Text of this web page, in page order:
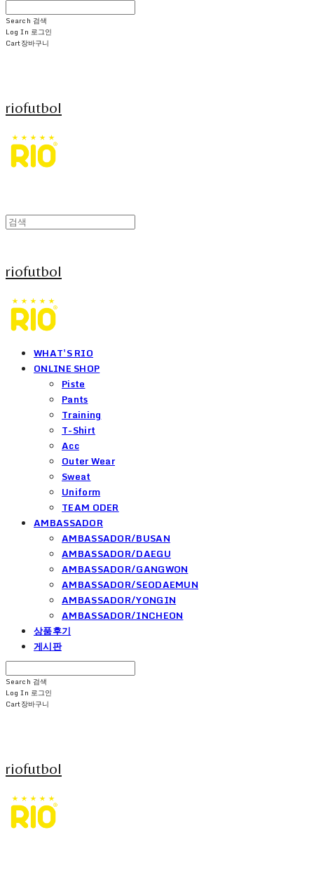
Search 검색
Log In 로그인
Cart장바구니
riofutbol
riofutbol
WHAT'S RIO
ONLINE SHOP
Piste
Pants
Training
T-Shirt
Acc
Outer Wear
Sweat
Uniform
TEAM ODER
AMBASSADOR
AMBASSADOR/BUSAN
AMBASSADOR/DAEGU
AMBASSADOR/GANGWON
AMBASSADOR/SEODAEMUN
AMBASSADOR/YONGIN
AMBASSADOR/INCHEON
상품후기
게시판
Search 검색
Log In 로그인
Cart장바구니
riofutbol